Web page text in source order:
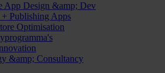
App Design &amp; Dev
+ Publishing Apps
Optimisation
&amp; Consultancy